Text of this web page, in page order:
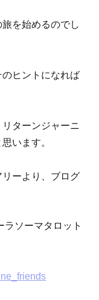
を始めるのでし
ヒントになれば
ターンジャーニ
います。
ーより、ブログ
ラソーマタロット